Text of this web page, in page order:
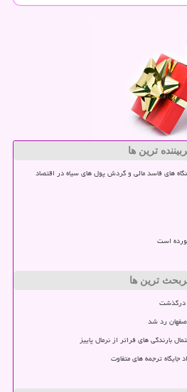
ترین ها
های فاسد مالی و گردش پول های سیاه در اقتصاد
است
ترین ها
درگذشت
بارندگی های فراتر از نرمال پاییز
ترجمه های متفاوت